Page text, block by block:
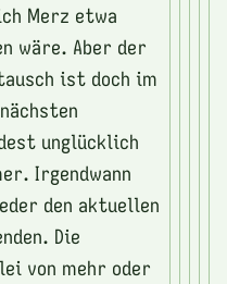
Merz etwa
wäre. Aber der
ist doch im
unglücklich
Irgendwann
den aktuellen
Die
von mehr oder